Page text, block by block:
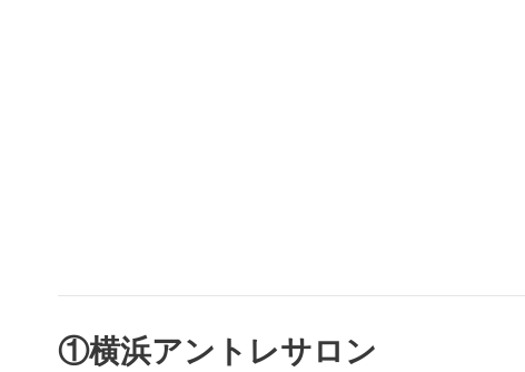
①横浜アントレサロン